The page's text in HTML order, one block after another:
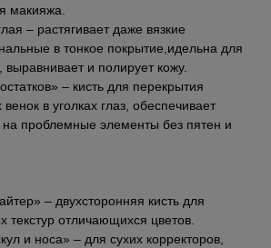
макияжа.
– растягивает даже вязкие
в тонкое покрытие,идельна для
и полирует кожу.
– кисть для перекрытия
в уголках глаз, обеспечивает
проблемные элементы без пятен и
– двухсторонняя кисть для
текстур отличающихся цветов.
и носа» – для сухих корректоров,